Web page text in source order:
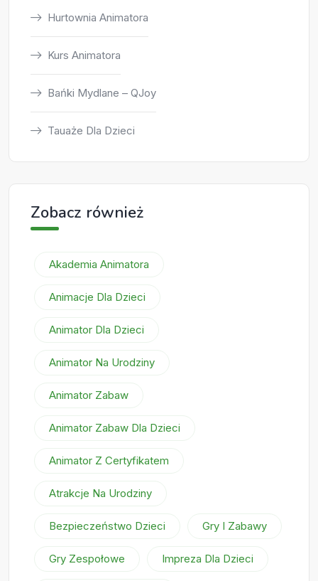
Hurtownia Animatora
Kurs Animatora
Bańki Mydlane – QJoy
Tauaże Dla Dzieci
Zobacz również
Akademia Animatora
Animacje Dla Dzieci
Animator Dla Dzieci
Animator Na Urodziny
Animator Zabaw
Animator Zabaw Dla Dzieci
Animator Z Certyfikatem
Atrakcje Na Urodziny
Bezpieczeństwo Dzieci Gry I Zabawy
Gry Zespołowe Impreza Dla Dzieci